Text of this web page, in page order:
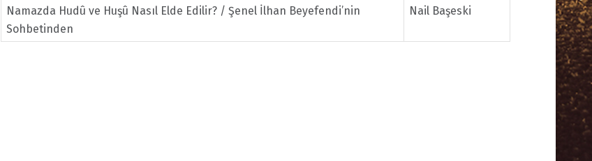
Namazda Hudû ve Huşû Nasıl Elde Edilir? / Şenel İlhan Beyefendi’nin
Sohbetinden
Nail Başeski